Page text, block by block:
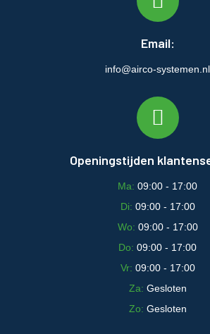
Email:
info@airco-systemen.nl
Openingstijden
Ma:09:00 - 17:00
Di: 09:00 - 17:00
Wo: 09:00 - 17:00
Do:09:00 - 17:00
Vr: 09:00 - 17:00
Za: Gesloten
Zo: Gesloten